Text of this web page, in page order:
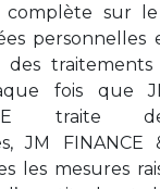
complète sur
personnelles
des
fois que
traite
JM FINANCE
les mesures